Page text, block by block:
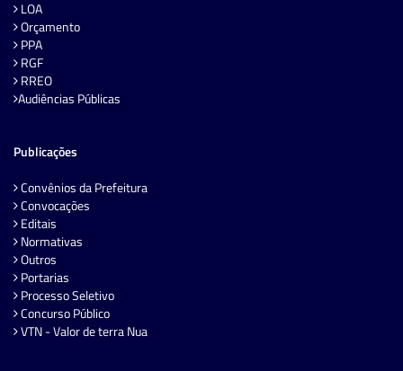
LOA
Orçamento
PPA
RGF
RREO
Audiências Públicas
Publicações
Convênios da Prefeitura
Convocações
Editais
Normativas
Outros
Portarias
Processo Seletivo
Concurso Público
VTN - Valor de terra Nua